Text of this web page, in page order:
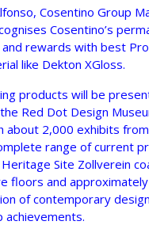
Cosentino Group
Cosentino’s
rewards with best
like Dekton XGloss.
products will be
Red Dot Design
about 2,000 exhibits
range of current
Site Zollverein
floors and
of contemporary